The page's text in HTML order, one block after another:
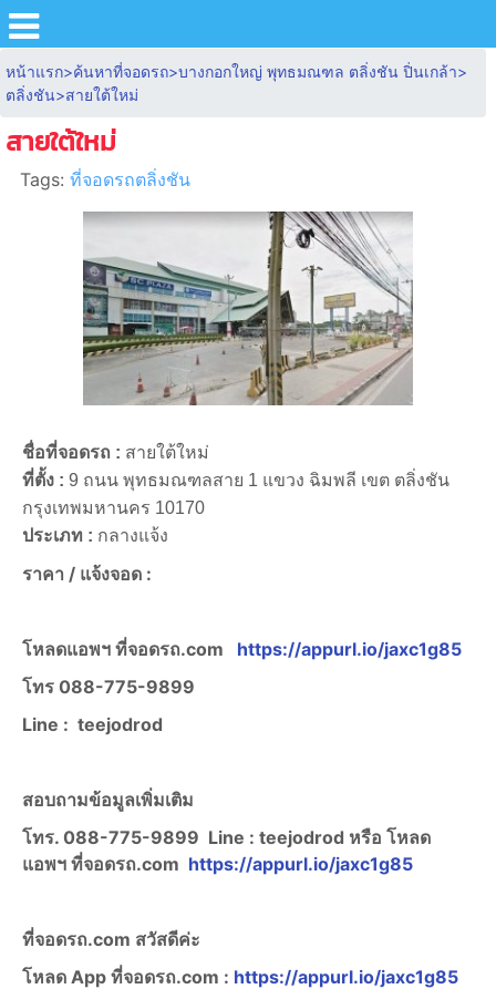
หน้าแรก>ค้นหาที่จอดรถ>บางกอกใหญ่ พุทธมณฑล ตลิ่งชัน ปิ่นเกล้า>
ตลิ่งชัน>สายใต้ใหม่
สายใต้ใหม่
Tags:ที่จอดรถตลิ่งชัน
ชื่อที่จอดรถ : สายใต้ใหม่
ที่ตั้ง : 9 ถนน พุทธมณฑลสาย 1 แขวง ฉิมพลี เขต ตลิ่งชัน
กรุงเทพมหานคร 10170
ประเภท : กลางแจ้ง
ราคา / แจ้งจอด :
โหลดแอพฯ ที่จอดรถ.com
https://appurl.io/jaxc1g85
โทร 088-775-9899
Line : teejodrod
สอบถามข้อมูลเพิ่มเติม
โทร. 088-775-9899 Line : teejodrod หรือ โหลด
แอพฯ ที่จอดรถ.com https://appurl.io/jaxc1g85
ที่จอดรถ.com สวัสดีค่ะ
โหลด App ที่จอดรถ.com : https://appurl.io/jaxc1g85